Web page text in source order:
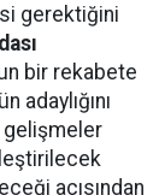
gerektiğini
bir rekabete
ün adaylığını
gelişmeler
açısından